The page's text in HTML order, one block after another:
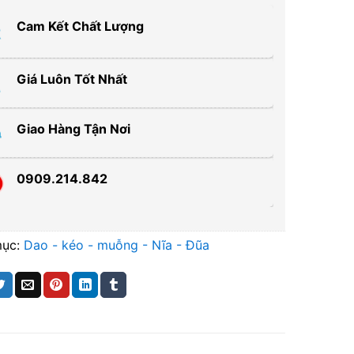
Cam Kết Chất Lượng
Giá Luôn Tốt Nhất
Giao Hàng Tận Nơi
0909.214.842
Dao - kéo - muỗng - Nĩa - Đũa